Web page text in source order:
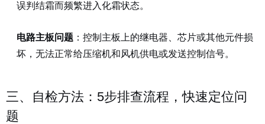
误判结霜而频繁进入化霜状态。
电路主板问题 ：控制主板上的继电器、芯片或其他元件损
坏，无法正常给压缩机和风机供电或发送控制信号。
三、自检方法：5步排查流程，快速定位问
题